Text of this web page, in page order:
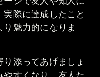
際に達成したこと
魅力的になりま
添ってあげましょ
やすくなり、友人た